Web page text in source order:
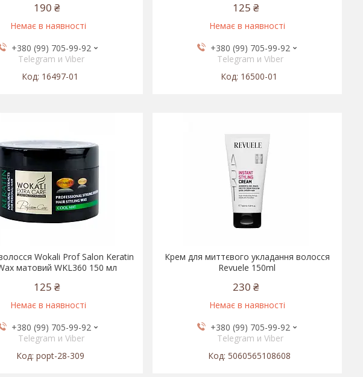
190 ₴
Немає в наявності
+380 (99) 705-99-92
Telegram и Viber
16497-01
125 ₴
Немає в наявності
+380 (99) 705-99-92
Telegram и Viber
16500-01
Wokali Prof Salon Keratin
матовий WKL360 150 мл
125 ₴
Немає в наявності
+380 (99) 705-99-92
Telegram и Viber
popt-28-309
Крем для миттєвого укладання волосся
Revuele 150ml
230 ₴
Немає в наявності
+380 (99) 705-99-92
Telegram и Viber
5060565108608